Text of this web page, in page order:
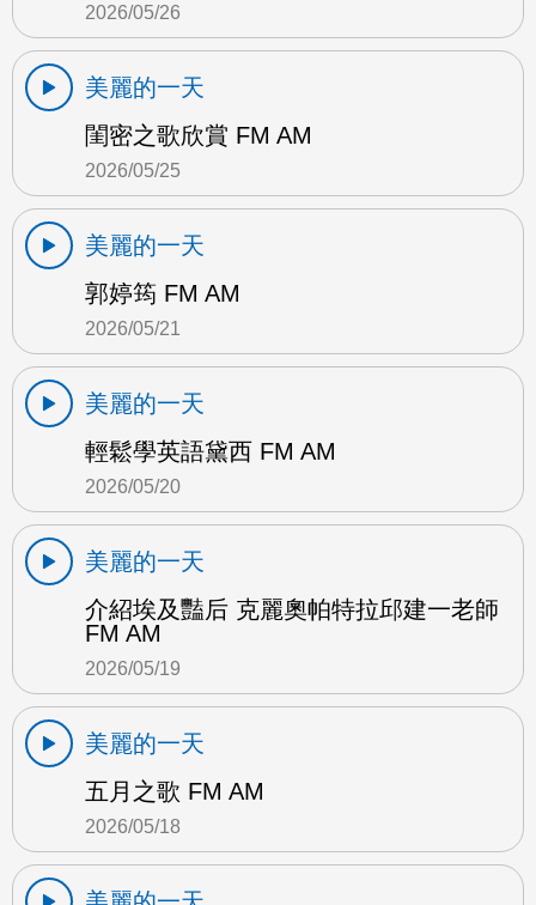
2026/05/26
美麗的一天
閨密之歌欣賞 FM AM
2026/05/25
美麗的一天
郭婷筠 FM AM
2026/05/21
美麗的一天
輕鬆學英語黛西 FM AM
2026/05/20
美麗的一天
介紹埃及豔后 克麗奧帕特拉邱建一老師
FM AM
2026/05/19
美麗的一天
五月之歌 FM AM
2026/05/18